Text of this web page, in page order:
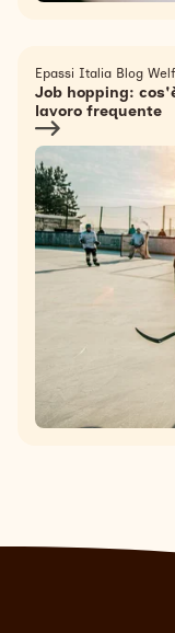
Epassi Italia Blog
Job hopping:
lavoro frequente